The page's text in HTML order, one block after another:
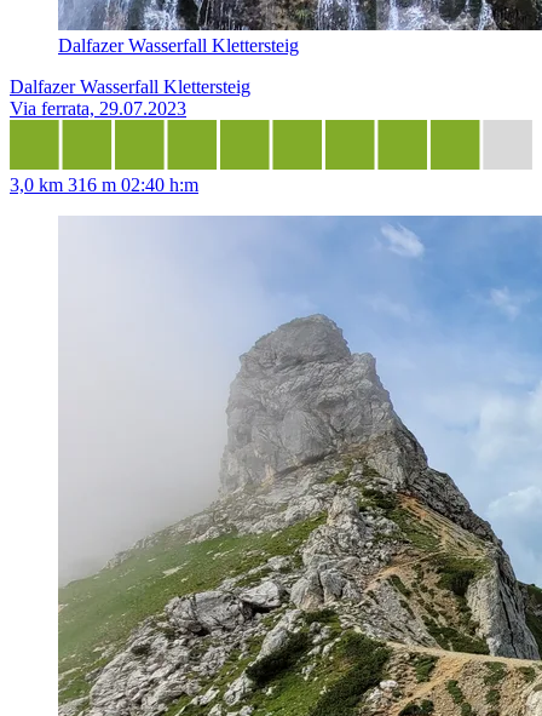
Dalfazer Wasserfall Klettersteig
Dalfazer Wasserfall Klettersteig
Via ferrata, 29.07.2023
3,0 km 316 m 02:40 h:m